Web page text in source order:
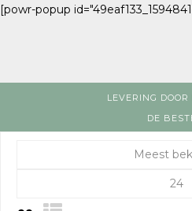
[powr-popup
LEVERING
DE
Meest
24